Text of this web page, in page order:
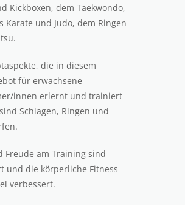
Kickboxen, dem Taekwondo,
Karate und Judo, dem Ringen
die in diesem
für erwachsene
innen erlernt und trainiert
Schlagen, Ringen und
Freude am Training sind
und die körperliche Fitness
verbessert.